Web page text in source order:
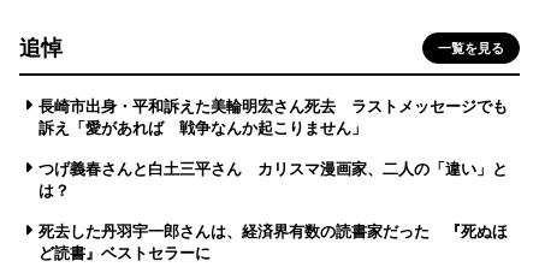
追悼 一覧を見る
長崎市出身・平和訴えた美輪明宏さん死去 ラストメッセージでも
訴え「愛があれば 戦争なんか起こりません」
つげ義春さんと白土三平さん カリスマ漫画家、二人の「違い」と
は？
死去した丹羽宇一郎さんは、経済界有数の読書家だった 『死ぬほ
ど読書』ベストセラーに